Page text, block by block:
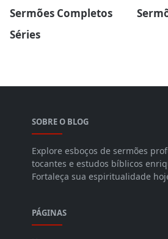
Sermões Completos
Séries
SOBRE O BLOG
Explore esboços de sermões
tocantes e estudos bíblicos
Fortaleça sua espiritualidade
PÁGINAS